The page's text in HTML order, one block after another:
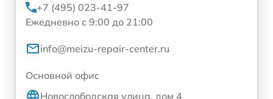
+7 (495) 023-41-97
Ежедневно с 9:00 до 21:00
info@meizu-repair-center.ru
Основной офис
Новослободская улица, дом 4